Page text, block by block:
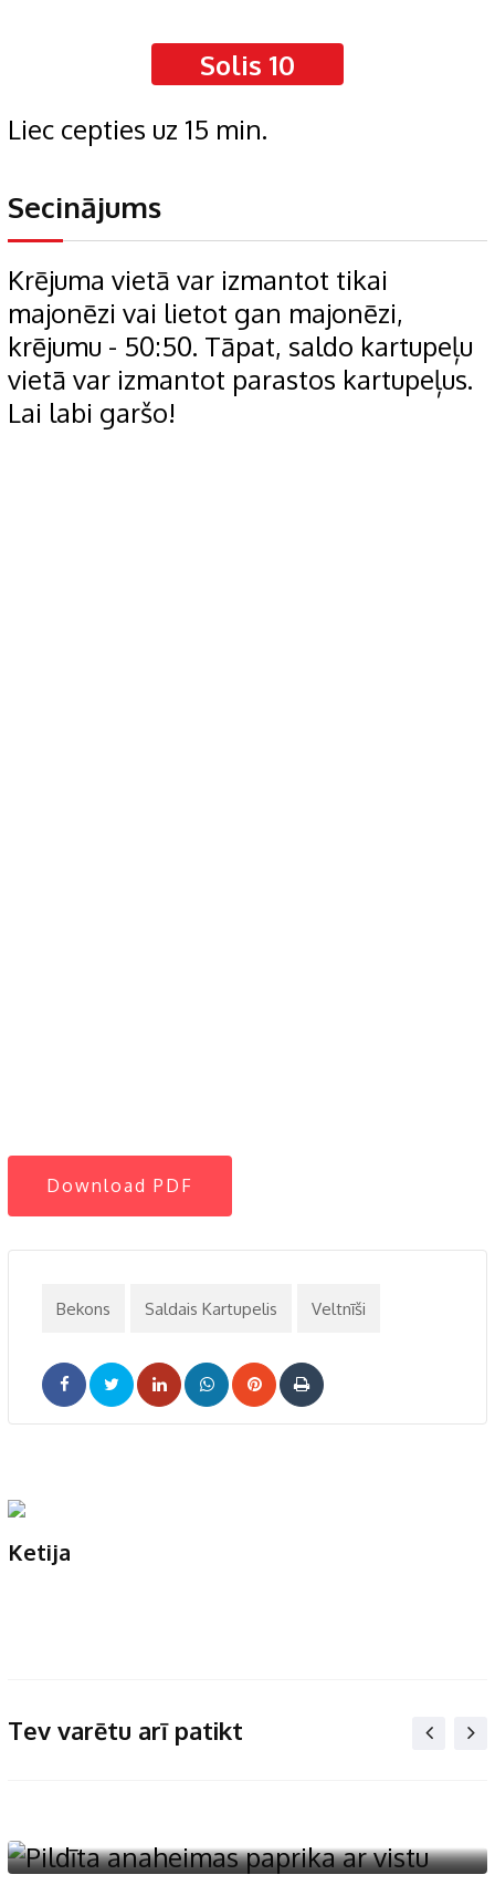
Solis 10
Liec cepties uz 15 min.
Secinājums
Krējuma vietā var izmantot tikai
majonēzi vai lietot gan majonēzi,
krējumu - 50:50. Tāpat, saldo kartupeļu
vietā var izmantot parastos kartupeļus.
Lai labi garšo!
Download PDF
Bekons Saldais Kartupelis Veltnīši
LinkedInWhatsappPinterest
Print
Ketija
Tev varētu arī patikt